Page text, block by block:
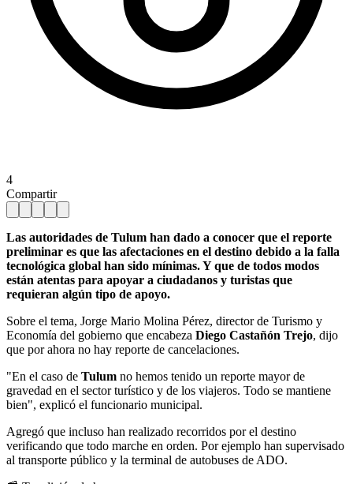
4
Compartir
Las autoridades de Tulum han dado a conocer que el reporte
preliminar es que las afectaciones en el destino debido a la falla
tecnológica global han sido mínimas. Y que de todos modos
están atentas para apoyar a ciudadanos y turistas que
requieran algún tipo de apoyo.
Sobre el tema, Jorge Mario Molina Pérez, director de Turismo y
Economía del gobierno que encabeza Diego Castañón Trejo, dijo
que por ahora no hay reporte de cancelaciones.
"En el caso de Tulum no hemos tenido un reporte mayor de
gravedad en el sector turístico y de los viajeros. Todo se mantiene
bien", explicó el funcionario municipal.
Agregó que incluso han realizado recorridos por el destino
verificando que todo marche en orden. Por ejemplo han supervisado
al transporte público y la terminal de autobuses de ADO.